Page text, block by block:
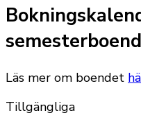
Läs mer om boendet
Tillgängliga